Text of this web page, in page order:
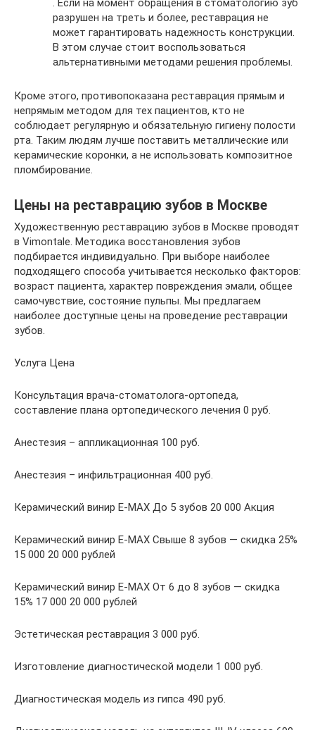
разрушен на треть и более, реставрация не
может гарантировать надежность конструкции.
В этом случае стоит воспользоваться
альтернативными методами решения проблемы.
Кроме этого, противопоказана реставрация прямым и
непрямым методом для тех пациентов, кто не
соблюдает регулярную и обязательную гигиену полости
рта. Таким людям лучше поставить металлические или
керамические коронки, а не использовать композитное
пломбирование.
Цены на реставрацию зубов в Москве
Художественную реставрацию зубов в Москве проводят
в Vimontale. Методика восстановления зубов
подбирается индивидуально. При выборе наиболее
подходящего способа учитывается несколько факторов:
возраст пациента, характер повреждения эмали, общее
самочувствие, состояние пульпы. Мы предлагаем
наиболее доступные цены на проведение реставрации
зубов.
Услуга Цена
Консультация врача-стоматолога-ортопеда,
составление плана ортопедического лечения 0 руб.
Анестезия – аппликационная 100 руб.
Анестезия – инфильтрационная 400 руб.
Керамический винир Е-MAX До 5 зубов 20 000 Акция
Керамический винир Е-MAX Свыше 8 зубов — скидка 25%
15 000 20 000 рублей
Керамический винир Е-MAX От 6 до 8 зубов — скидка
15% 17 000 20 000 рублей
Эстетическая реставрация 3 000 руб.
Изготовление диагностической модели 1 000 руб.
Диагностическая модель из гипса 490 руб.